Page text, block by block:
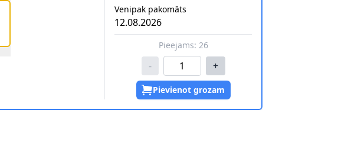
Venipak pakomāts
12.08.2026
Pieejams: 26
- +
Pievienot grozam